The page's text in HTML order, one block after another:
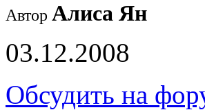
Автор Алиса Ян
03.12.2008
Обсудить на